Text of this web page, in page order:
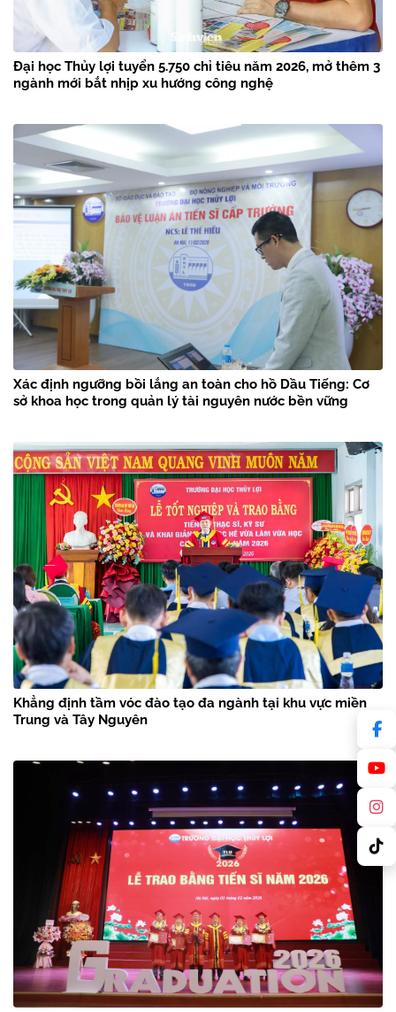
Đại học Thủy lợi tuyển 5.750 chỉ tiêu năm 2026, mở thêm 3
ngành mới bắt nhịp xu hướng công nghệ
Xác định ngưỡng bồi lắng an toàn cho hồ Dầu Tiếng: Cơ
sở khoa học trong quản lý tài nguyên nước bền vững
Khẳng định tầm vóc đào tạo đa ngành tại khu vực miền
Trung và Tây Nguyên